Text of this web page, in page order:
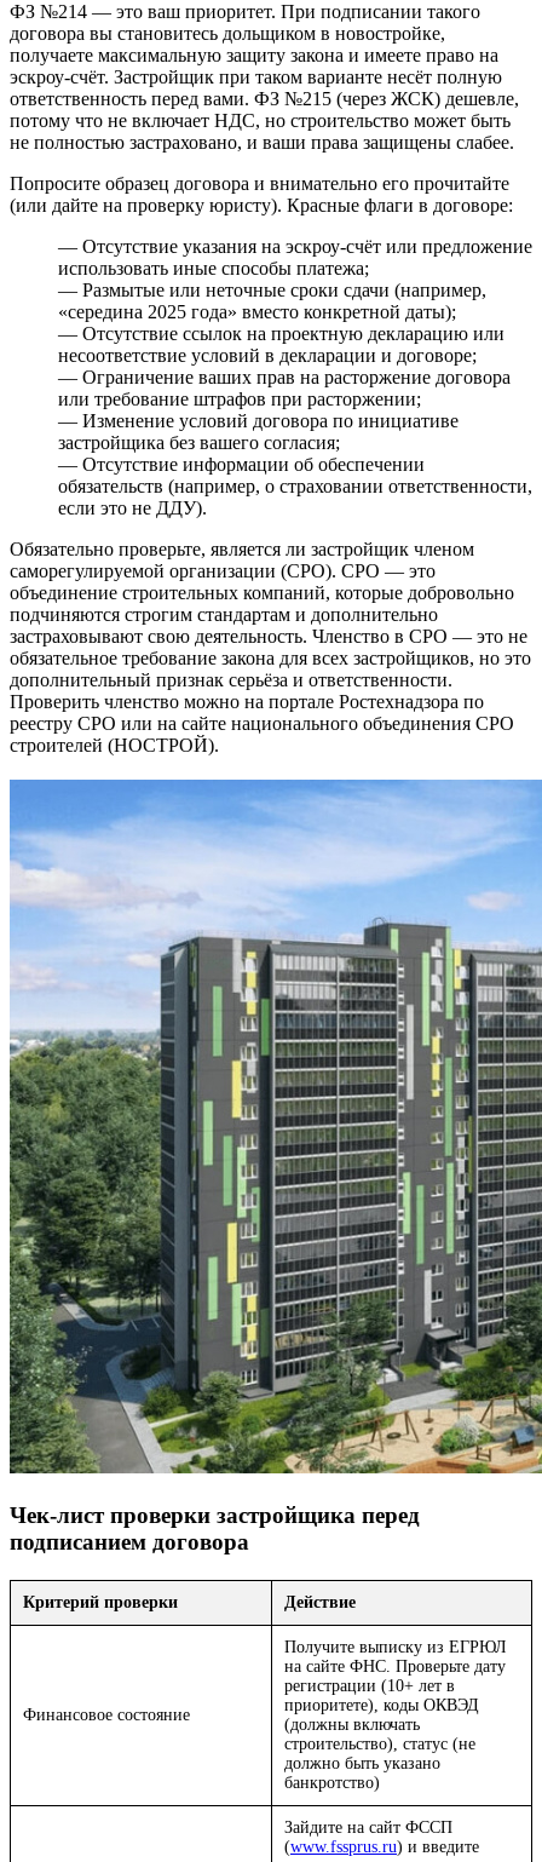
ФЗ №214 — это ваш приоритет. При подписании такого
договора вы становитесь дольщиком в новостройке,
получаете максимальную защиту закона и имеете право на
эскроу-счёт. Застройщик при таком варианте несёт полную
ответственность перед вами. ФЗ №215 (через ЖСК) дешевле,
потому что не включает НДС, но строительство может быть
не полностью застраховано, и ваши права защищены слабее.
Попросите образец договора и внимательно его прочитайте
(или дайте на проверку юристу). Красные флаги в договоре:
— Отсутствие указания на эскроу-счёт или предложение
использовать иные способы платежа;
— Размытые или неточные сроки сдачи (например,
«середина 2025 года» вместо конкретной даты);
— Отсутствие ссылок на проектную декларацию или
несоответствие условий в декларации и договоре;
— Ограничение ваших прав на расторжение договора
или требование штрафов при расторжении;
— Изменение условий договора по инициативе
застройщика без вашего согласия;
— Отсутствие информации об обеспечении
обязательств (например, о страховании ответственности,
если это не ДДУ).
Обязательно проверьте, является ли застройщик членом
саморегулируемой организации (СРО). СРО — это
объединение строительных компаний, которые добровольно
подчиняются строгим стандартам и дополнительно
застраховывают свою деятельность. Членство в СРО — это не
обязательное требование закона для всех застройщиков, но это
дополнительный признак серьёза и ответственности.
Проверить членство можно на портале Ростехнадзора по
реестру СРО или на сайте национального объединения СРО
строителей (НОСТРОЙ).
Чек-лист проверки застройщика перед
подписанием договора
Критерий проверки Действие
Финансовое состояние
Получите выписку из ЕГРЮЛ
на сайте ФНС. Проверьте дату
регистрации (10+ лет в
приоритете), коды ОКВЭД
(должны включать
строительство), статус (не
должно быть указано
банкротство)
Зайдите на сайт ФССП
(www.fssprus.ru) и введите